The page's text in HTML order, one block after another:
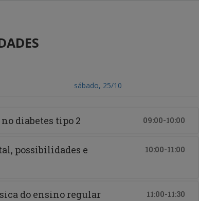
sábado, 25/10
diabetes tipo 2 09:00-10:00
possibilidades e
10:00-11:00
do ensino regular
11:00-11:30